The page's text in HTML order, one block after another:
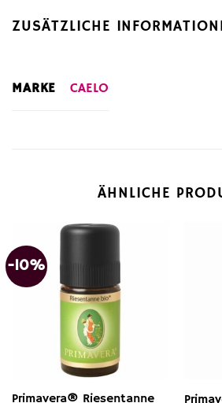
ZUSÄTZLICHE
MARKE CAELO
ÄHNLICHE
-10%
Primavera® Riesentanne